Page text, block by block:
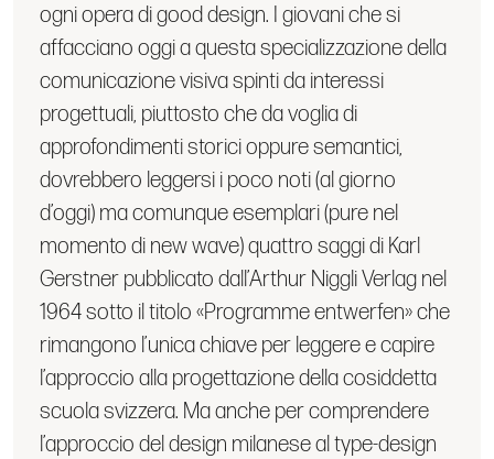
ogni opera di good design. I giovani che si
affacciano oggi a questa specializzazione della
comunicazione visiva spinti da interessi
progettuali, piuttosto che da voglia di
approfondimenti storici oppure semantici,
dovrebbero leggersi i poco noti (al giorno
d’oggi) ma comunque esemplari (pure nel
momento di new wave) quattro saggi di Karl
Gerstner pubblicato dall’Arthur Niggli Verlag nel
1964 sotto il titolo «Programme entwerfen» che
rimangono l’unica chiave per leggere e capire
l’approccio alla progettazione della cosiddetta
scuola svizzera. Ma anche per comprendere
l’approccio del design milanese al type-design